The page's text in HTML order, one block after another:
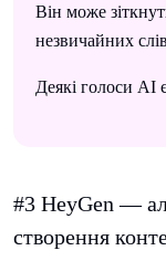
Він може
незвичайних
Деякі голоси AI
#3 HeyGen —
створення